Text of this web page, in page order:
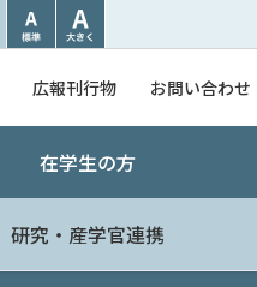
広報刊行物 お問い合わせ
在学生の方
研究・産学官連携